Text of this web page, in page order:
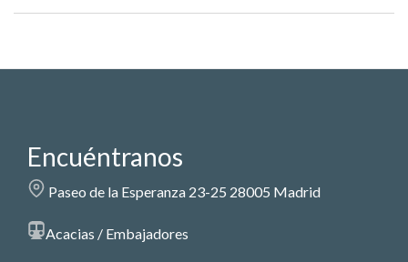
Encuéntranos
Paseo de la Esperanza 23-25 28005 Madrid
Acacias / Embajadores